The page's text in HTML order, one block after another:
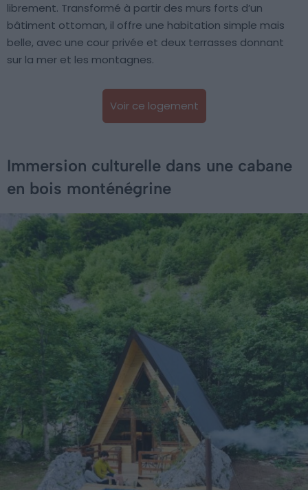
librement. Transformé à partir des murs forts d’un
bâtiment ottoman, il offre une habitation simple mais
belle, avec une cour privée et deux terrasses donnant
sur la mer et les montagnes.
Voir ce logement
Immersion culturelle dans une cabane
en bois monténégrine